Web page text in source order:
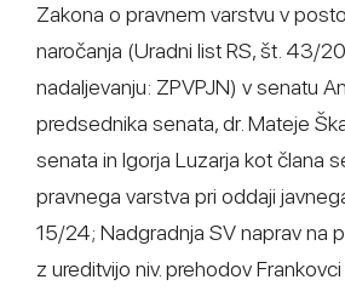
Zakona o pravnem varstvu v
naročanja (Uradni list RS, št. 43/
nadaljevanju: ZPVPJN) v senatu
predsednika senata, dr. Mateje
senata in Igorja Luzarja kot člana
pravnega varstva pri oddaji
15/24; Nadgradnja SV naprav na
z ureditvijo niv. prehodov